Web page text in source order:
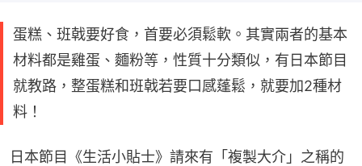
蛋糕、班戟要好食，首要必須鬆軟。其實兩者的基本
材料都是雞蛋、麵粉等，性質十分類似，有日本節目
就教路，整蛋糕和班戟若要口感蓬鬆，就要加2種材
料！
日本節目《生活小貼士》請來有「複製大介」之稱的